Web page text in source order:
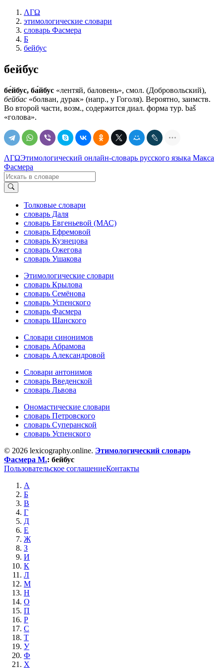
ΛΓΩ
этимологические словари
словарь Фасмера
Б
бейбус
бейбус
бе́йбус, ба́йбус «лентяй, баловень», смол. (Добровольский),
бейбас «болван, дурак» (напр., у Гоголя). Вероятно, заимств.
Во второй части, возм., содержится диал. форма тур. baš
«голова».
ΛΓΩЭтимологический онлайн-словарь русского языка Макса
Фасмера
Толковые словари
словарь Даля
словарь Евгеньевой (МАС)
словарь Ефремовой
словарь Кузнецова
словарь Ожегова
словарь Ушакова
Этимологические словари
словарь Крылова
словарь Семёнова
словарь Успенского
словарь Фасмера
словарь Шанского
Словари синонимов
словарь Абрамова
словарь Александровой
Словари антонимов
словарь Введенской
словарь Львова
Ономастические словари
словарь Петровского
словарь Суперанской
словарь Успенского
© 2026 lexicography.online. Этимологический словарь
Фасмера М.: бейбус
Пользовательское соглашениеКонтакты
А
Б
В
Г
Д
Е
Ж
З
И
К
Л
М
Н
О
П
Р
С
Т
У
Ф
Х